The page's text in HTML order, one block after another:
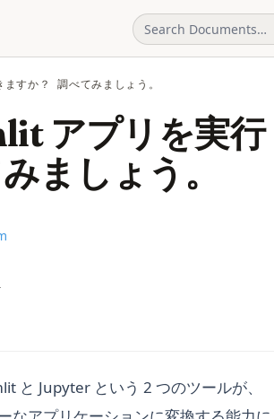
すか？ 調べてみましょう。
アプリを実行
ましょう。
と Jupyter という 2 つのツールが、